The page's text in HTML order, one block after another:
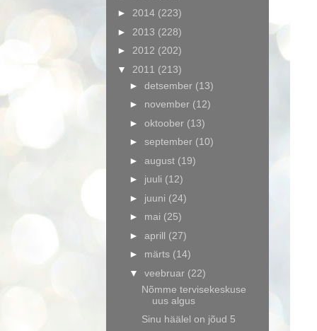
► 2014 (223)
► 2013 (228)
► 2012 (202)
▼ 2011 (213)
► detsember (13)
► november (12)
► oktoober (13)
► september (10)
► august (19)
► juuli (12)
► juuni (24)
► mai (25)
► aprill (27)
► märts (14)
▼ veebruar (22)
Nõmme tervisekeskuse
uus algus
Sinu häälel on jõud 5